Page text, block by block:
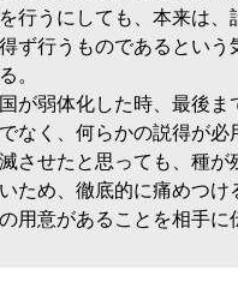
行うにしても、本来は、
ず行うものであるという
。
が弱体化した時、最後ま
なく、何らかの説得が必
させたと思っても、種が
ため、徹底的に痛めつけ
用意があることを相手に